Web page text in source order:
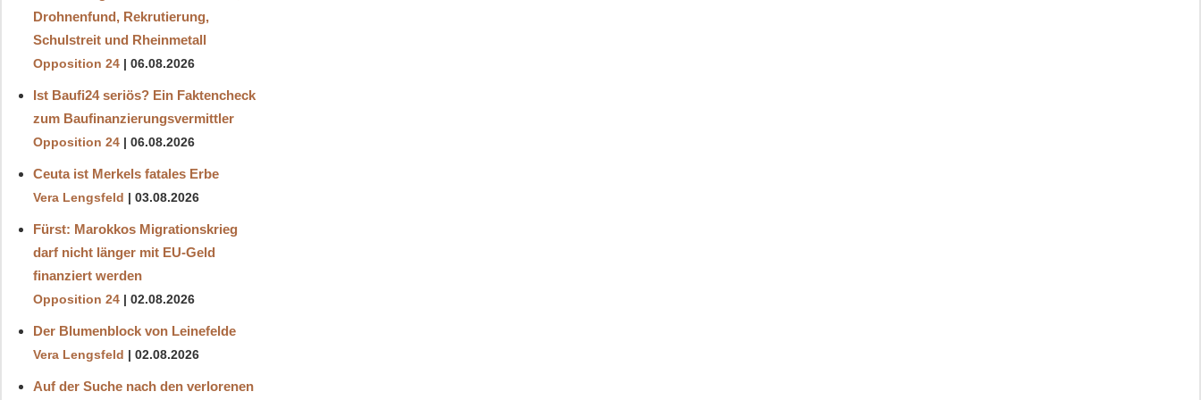
Drohnenfund, Rekrutierung,
Schulstreit und Rheinmetall
Opposition 24 06.08.2026
Ist Baufi24 seriös? Ein Faktencheck
zum Baufinanzierungsvermittler
Opposition 24 06.08.2026
Ceuta ist Merkels fatales Erbe
Vera Lengsfeld 03.08.2026
Fürst: Marokkos Migrationskrieg
darf nicht länger mit EU-Geld
finanziert werden
Opposition 24 02.08.2026
Der Blumenblock von Leinefelde
Vera Lengsfeld 02.08.2026
Auf der Suche nach den verlorenen